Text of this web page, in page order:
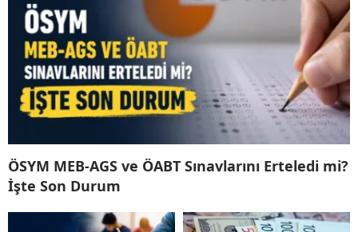
ÖSYM MEB-AGS ve ÖABT Sınavlarını Erteledi mi?
İşte Son Durum